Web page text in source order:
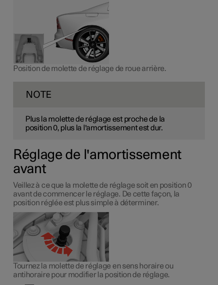
Position de molette de réglage de roue arrière.
NOTE
Plus la molette de réglage est proche de la
position 0, plus la l'amortissement est dur.
Réglage de l'amortissement
avant
Veillez à ce que la molette de réglage soit en position 0
avant de commencer le réglage. De cette façon, la
position réglée est plus simple à déterminer.
Tournez la molette de réglage en sens horaire ou
antihoraire pour modifier la position de réglage.